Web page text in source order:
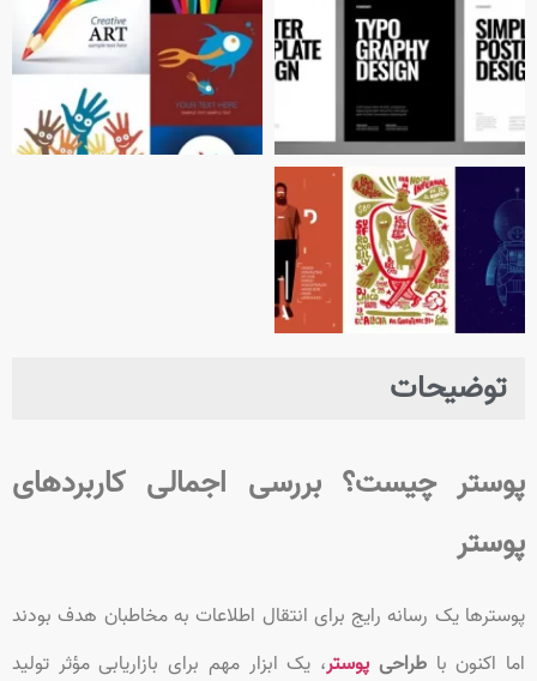
توضیحات
پوستر چیست؟ بررسی اجمالی کاربردهای
پوستر
پوسترها یک رسانه رایج برای انتقال اطلاعات به مخاطبان هدف بودند
اما اکنون باطراحی پوستر، یک ابزار مهم برای بازاریابی مؤثر تولید